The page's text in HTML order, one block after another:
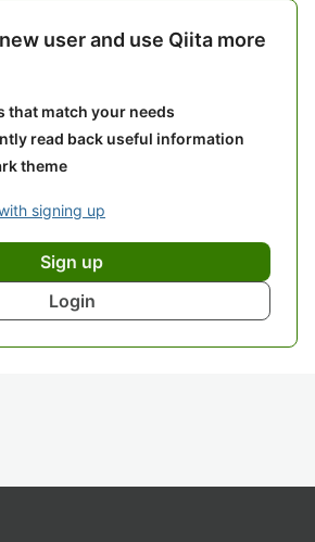
user and use Qiita more
that match your needs
read back useful information
theme
signing up
Sign up
Login